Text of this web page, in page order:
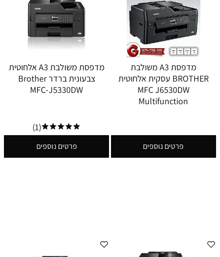
מדפסת A3 משולבת
BROTHER עסקית אלחוטית
MFC J6530DW
Multifunction
פרטים נוספים
מדפסת משולבת A3 אלחוטית
צבעונית ברדר Brother
MFC-J5330DW
(1)
פרטים נוספים